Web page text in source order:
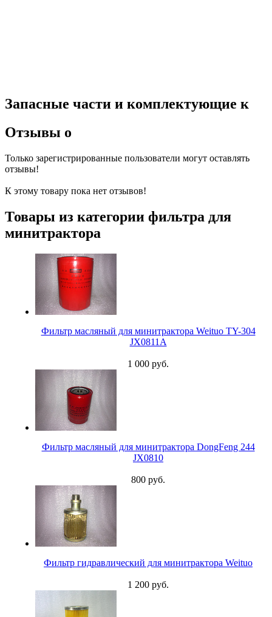
Запасные части и комплектующие к
Отзывы о
Только зарегистрированные пользователи могут оставлять
отзывы!
К этому товару пока нет отзывов!
Товары из категории фильтра для
минитрактора
Фильтр масляный для минитрактора Weituo TY-304
JX0811A
1 000 руб.
Фильтр масляный для минитрактора DongFeng 244
JX0810
800 руб.
Фильтр гидравлический для минитрактора Weituo
1 200 руб.